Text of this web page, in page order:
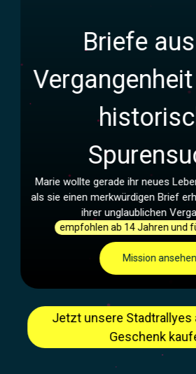
Briefe
Marie wollte gerade ihr neues
als sie einen merkwürdigen Brief
ihrer unglaublichen
empfohlen ab 14 Jahren und
Mission ansehen
Jetzt unsere Stadtrallyes
Geschenk